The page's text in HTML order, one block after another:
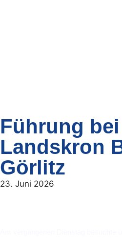
Führung
Landskron
Görlitz
23. Juni 2026